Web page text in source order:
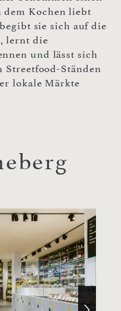
dem Kochen liebt
sie sich auf die
lernt die
und lässt sich
Streetfood-Ständen
lokale Märkte